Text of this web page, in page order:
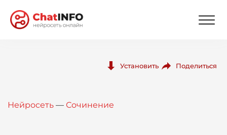
Вход
Установить Поделиться
Нейросеть — Сочинение